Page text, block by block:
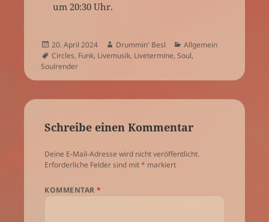
um 20:30 Uhr.
Veröffentlicht
am
20. April 2024 Autor
Drummin' Besl Kategorien
Allgemein
Schlagwörter
Circles, Funk, Livemusik, Livetermine,Soul,
Soulrender
Schreibe einen Kommentar
Deine E-Mail-Adresse wird nicht veröffentlicht.
Erforderliche Felder sind mit* markiert
KOMMENTAR*